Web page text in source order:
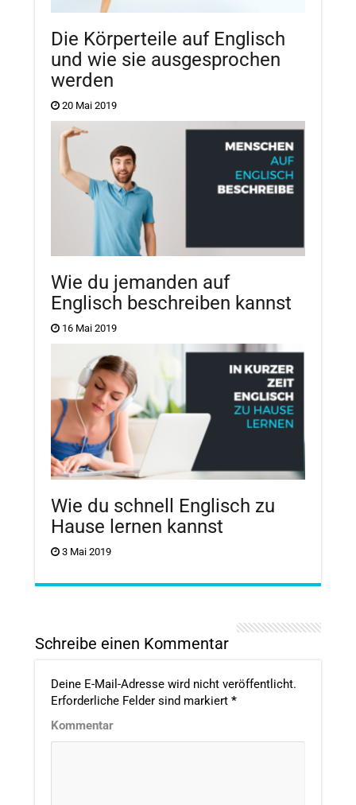
Die Körperteile auf Englisch
und wie sie ausgesprochen
werden
20 Mai 2019
Wie du jemanden auf
Englisch beschreiben kannst
16 Mai 2019
Wie du schnell Englisch zu
Hause lernen kannst
3 Mai 2019
Schreibe einen Kommentar
Deine E-Mail-Adresse wird nicht veröffentlicht.
Erforderliche Felder sind markiert *
Kommentar